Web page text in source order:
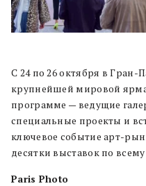
С 24 по 26 октября в Гран-
крупнейшей мировой
программе — ведущие
специальные проекты и
ключевое событие арт-
десятки выставок по
Paris Photo